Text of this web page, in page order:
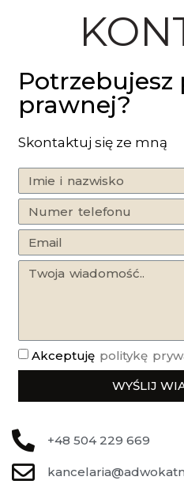
Potrzebujesz
prawnej?
Skontaktuj się ze mną
Akceptuję politykę
WYŚLIJ
+48 504 229 669